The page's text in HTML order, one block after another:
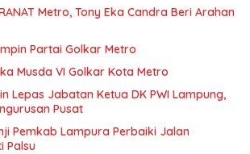
Metro, Tony Eka Candra Beri Arahan
Partai Golkar Metro
Musda VI Golkar Kota Metro
Lepas Jabatan Ketua DK PWI Lampung,
Pusat
Pemkab Lampura Perbaiki Jalan
Palsu